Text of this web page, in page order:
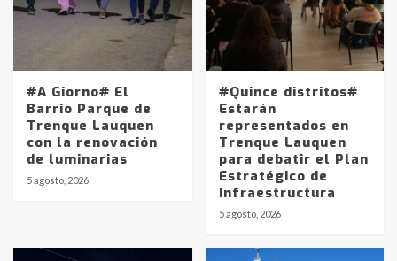
#A Giorno# El
Barrio Parque de
Trenque Lauquen
con la renovación
de luminarias
5 agosto, 2026
#Quince distritos#
Estarán
representados en
Trenque Lauquen
para debatir el Plan
Estratégico de
Infraestructura
5 agosto, 2026